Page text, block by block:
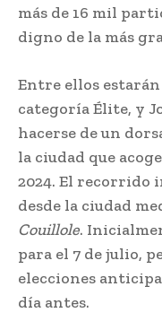
más de 16 mil
digno de la más
Entre ellos
categoría Élite, y
hacerse de un
la ciudad que
2024. El recorrido
desde la ciudad
Couillole.
para el 7 de julio,
elecciones
día antes.